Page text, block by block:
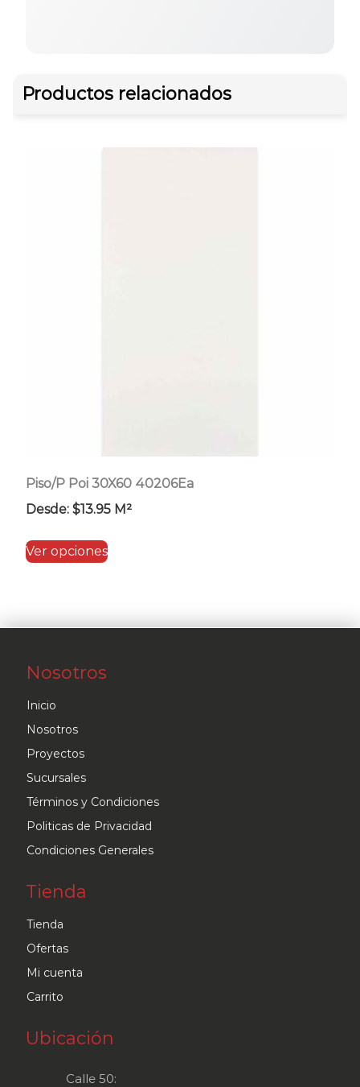
Productos relacionados
Piso/P Poi 30X60 40206Ea
Desde: $13.95 M²
Ver opciones
variantes.
página
de
producto
Nosotros
Inicio
Nosotros
Proyectos
Sucursales
Términos y Condiciones
Politicas de Privacidad
Condiciones Generales
Tienda
Tienda
Ofertas
Mi cuenta
Carrito
Ubicación
Calle 50: